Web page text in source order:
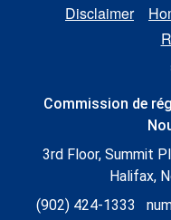
REGULATORY
Disclaimer
Commission de r
3rd Floor, Summit
Halifax,
(902) 424-1333